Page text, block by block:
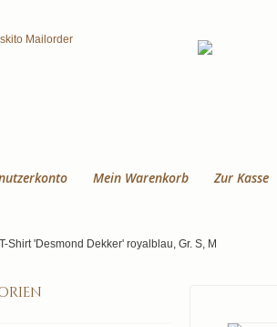
Mein Warenkorb Zur Kasse
T-Shirt 'Desmond Dekker' royalblau, Gr. S, M